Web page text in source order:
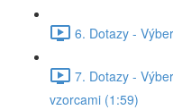
6. Dotazy -
7. Dotazy -
vzorcami (1:59)